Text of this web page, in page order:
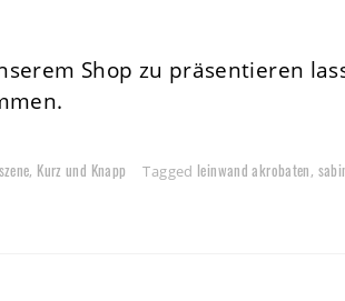
Shop zu präsentieren
, Kurz und Knapp Tagged leinwand akrobaten,